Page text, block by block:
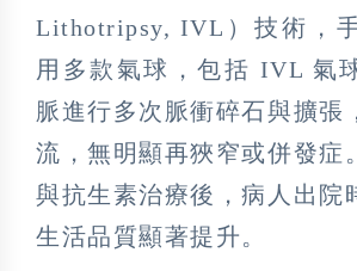
Lithotripsy, IVL）技術，
用多款氣球，包括 IVL 氣
脈進行多次脈衝碎石與擴張
流，無明顯再狹窄或併發症
與抗生素治療後，病人出院
生活品質顯著提升。